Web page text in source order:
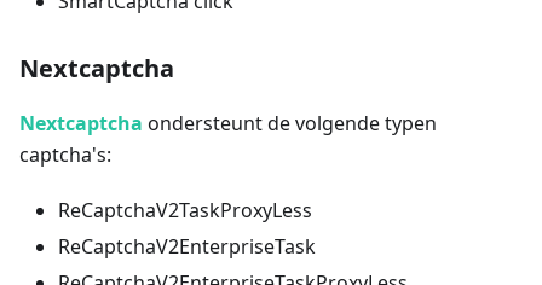
Nextcaptcha
Nextcaptcha ondersteunt de volgende typen
captcha's:
ReCaptchaV2TaskProxyLess
ReCaptchaV2EnterpriseTask